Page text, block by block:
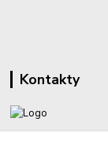
Kontakty